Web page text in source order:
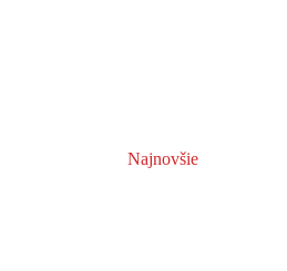
Najnovšie